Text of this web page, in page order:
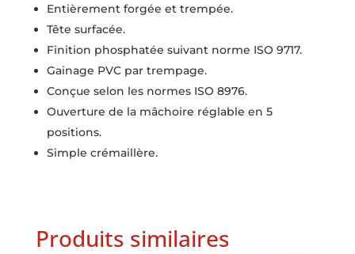
Entièrement forgée et trempée.
Tête surfacée.
Finition phosphatée suivant norme ISO 9717.
Gainage PVC par trempage.
Conçue selon les normes ISO 8976.
Ouverture de la mâchoire réglable en 5
positions.
Simple crémaillère.
Produits similaires